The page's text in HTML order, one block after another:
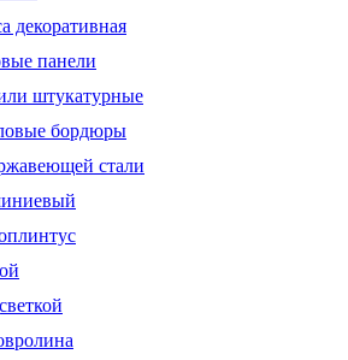
декоративная
панели
штукатурные
бордюры
стали